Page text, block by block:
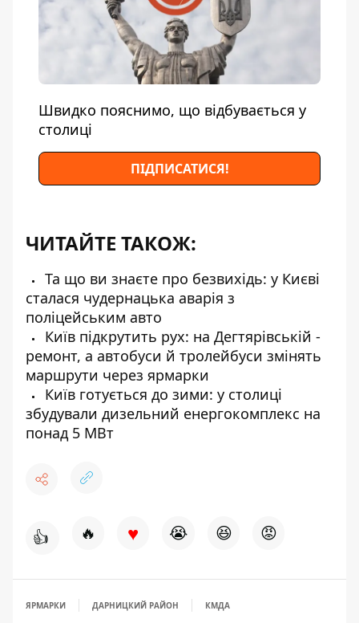
Швидко пояснимо, що відбувається у
столиці
ПІДПИСАТИСЯ!
ЧИТАЙТЕ ТАКОЖ:
Та що ви знаєте про безвихідь: у Києві
сталася чудернацька аварія з
поліцейським авто
Київ підкрутить рух: на Дегтярівській -
ремонт, а автобуси й тролейбуси змінять
маршрути через ярмарки
Київ готується до зими: у столиці
збудували дизельний енергокомплекс на
понад 5 МВт
👍 🔥 ♥ 😭 😆 😡
ЯРМАРКИ ДАРНИЦКИЙ РАЙОН КМДА